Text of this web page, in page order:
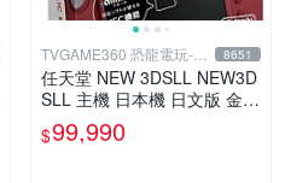
TVGAME360 恐龍電玩-台
中店
8651
任天堂 NEW 3DSLL NEW3D
SLL 主機 日本機 日文版 金屬
紅 附贈充電器 保護貼【台中
恐龍電玩】
$99,990